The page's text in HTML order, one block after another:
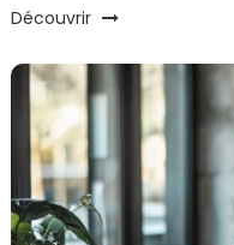
Découvrir